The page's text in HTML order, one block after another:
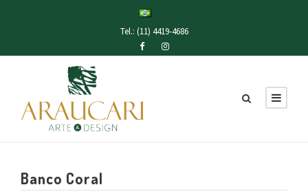
Tel.: (11) 4419-4686
Banco Coral